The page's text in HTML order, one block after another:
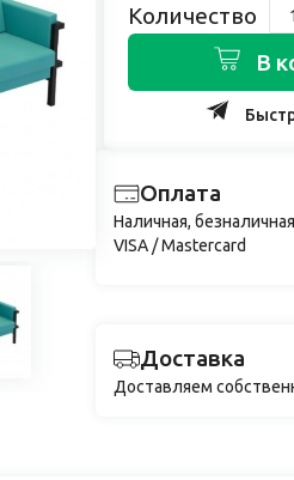
Количество
В
Оплата
Наличная,
VISA / Mastercard
Доставка
Доставляем